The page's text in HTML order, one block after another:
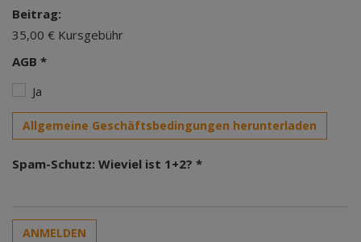
Beitrag:
35,00 € Kursgebühr
AGB *
Ja
Allgemeine Geschäftsbedingungen herunterladen
Spam-Schutz: Wieviel ist 1+2? *
ANMELDEN